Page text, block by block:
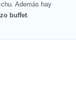
Además hay
buffet.